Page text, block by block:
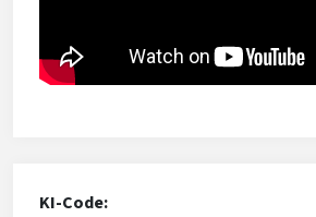
KI-Code: